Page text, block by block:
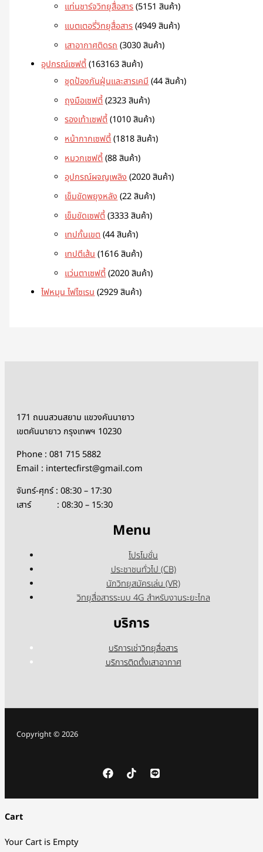
แท่นชาร์จวิทยุสื่อสาร 5151 สินค้า
แบตเตอรี่วิทยุสื่อสาร 4949 สินค้า
เสาอากาศติดรถ 3030 สินค้า
อุปกรณ์เซฟตี้ 163163 สินค้า
ชุดป้องกันฝุ่นและสารเคมี 44 สินค้า
ถุงมือเซฟตี้ 2323 สินค้า
รองเท้าเซฟตี้ 1010 สินค้า
หน้ากากเซฟตี้ 1818 สินค้า
หมวกเซฟตี้ 88 สินค้า
อุปกรณ์ผจญเพลิง 2020 สินค้า
เข็มขัดพยุงหลัง 22 สินค้า
เข็มขัดเซฟตี้ 3333 สินค้า
เทปกั้นเขต 44 สินค้า
เทปตีเส้น 1616 สินค้า
แว่นตาเซฟตี้ 2020 สินค้า
ไฟหมุน ไฟไซเรน 2929 สินค้า
171 ถนนสวนสยาม แขวงคันนายาว
เขตคันนายาว กรุงเทพฯ 10230
Phone : 081 715 5882
Email : intertecfirst@gmail.com
จันทร์-ศุกร์ : 08:30 – 17:30
เสาร์ : 08:30 – 15:30
Menu
โปรโมชั่น
ประชาชนทั่วไป (CB)
นักวิทยุสมัครเล่น (VR)
วิทยุสื่อสารระบบ 4G สำหรับงานระยะไกล
บริการ
บริการเช่าวิทยุสื่อสาร
บริการติดตั้งเสาอากาศ
Copyright © 2026
Cart
Your Cart is Empty